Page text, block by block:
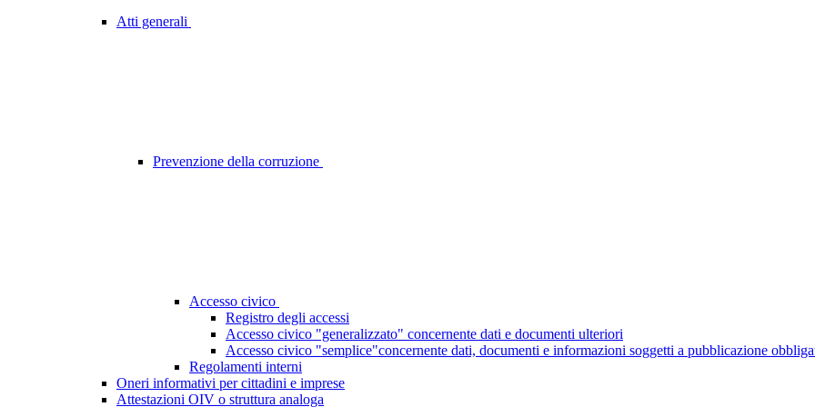
Atti generali
Prevenzione della corruzione
Accesso civico
Registro degli accessi
Accesso civico "generalizzato" concernente dati e documenti ulteriori
Accesso civico "semplice"concernente dati, documenti e informazioni soggetti a pubblicazione
Regolamenti interni
Oneri informativi per cittadini e imprese
Attestazioni OIV o struttura analoga